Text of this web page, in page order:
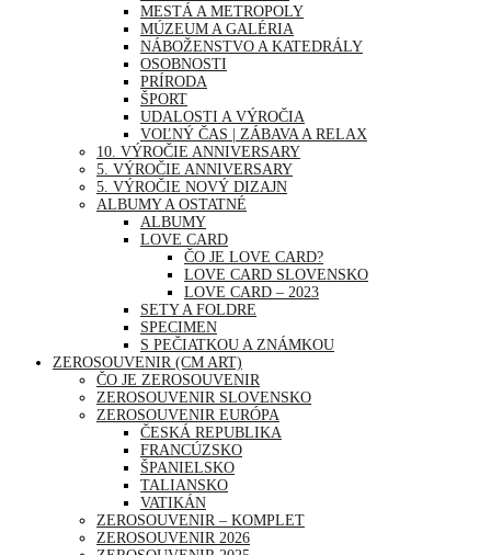
MESTÁ A METROPOLY
MÚZEUM A GALÉRIA
NÁBOŽENSTVO A KATEDRÁLY
OSOBNOSTI
PRÍRODA
ŠPORT
UDALOSTI A VÝROČIA
VOĽNÝ ČAS | ZÁBAVA A RELAX
10. VÝROČIE ANNIVERSARY
5. VÝROČIE ANNIVERSARY
5. VÝROČIE NOVÝ DIZAJN
ALBUMY A OSTATNÉ
ALBUMY
LOVE CARD
ČO JE LOVE CARD?
LOVE CARD SLOVENSKO
LOVE CARD – 2023
SETY A FOLDRE
SPECIMEN
S PEČIATKOU A ZNÁMKOU
ZEROSOUVENIR (CM ART)
ČO JE ZEROSOUVENIR
ZEROSOUVENIR SLOVENSKO
ZEROSOUVENIR EURÓPA
ČESKÁ REPUBLIKA
FRANCÚZSKO
ŠPANIELSKO
TALIANSKO
VATIKÁN
ZEROSOUVENIR – KOMPLET
ZEROSOUVENIR 2026